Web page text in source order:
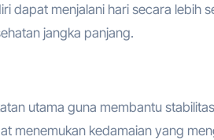
dapat menjalani hari secara lebih
jangka panjang.
utama guna membantu
menemukan kedamaian yang